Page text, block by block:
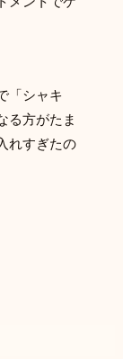
「シャキ
る方がたま
れすぎたの